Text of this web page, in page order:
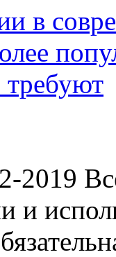
в
требуют
2019
и